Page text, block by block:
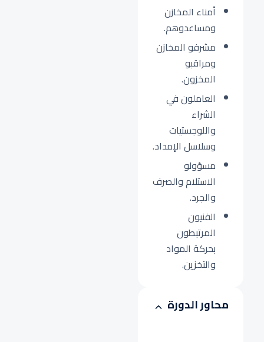
أمناء المخازن
ومساعدوهم.
مشرفو المخازن
ومراقبو
المخزون.
العاملون في
الشراء
واللوجستيات
وسلاسل الإمداد.
مسؤولو
الاستلام والصرف
والجرد.
الفنيون
المرتبطون
بحركة المواد
والتخزين.
محاور الدورة